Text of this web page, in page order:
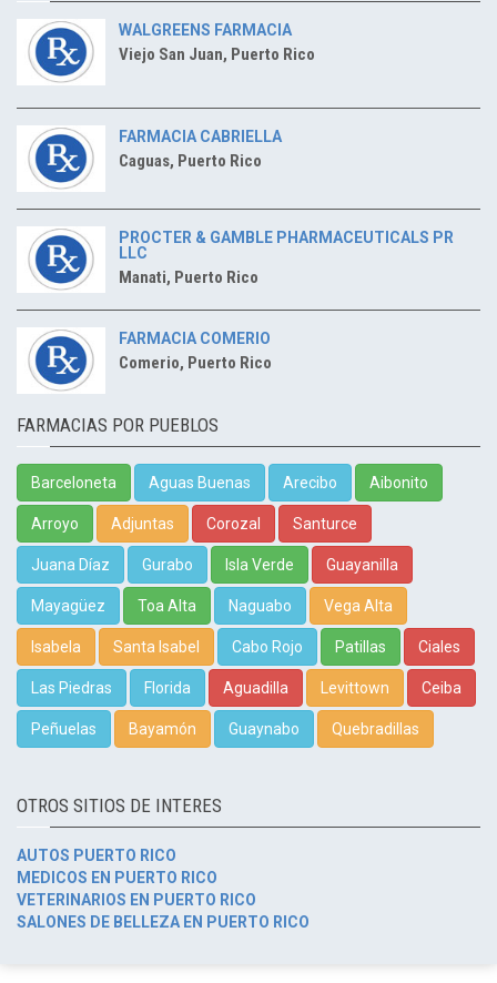
WALGREENS FARMACIA
Viejo San Juan, Puerto Rico
FARMACIA CABRIELLA
Caguas, Puerto Rico
PROCTER & GAMBLE PHARMACEUTICALS PR
LLC
Manati, Puerto Rico
FARMACIA COMERIO
Comerio, Puerto Rico
FARMACIAS POR PUEBLOS
Barceloneta Aguas Buenas Arecibo Aibonito
Arroyo Adjuntas Corozal Santurce
Juana Díaz Gurabo Isla Verde Guayanilla
Mayagüez Toa Alta Naguabo Vega Alta
Isabela Santa Isabel Cabo Rojo Patillas Ciales
Las Piedras Florida Aguadilla Levittown Ceiba
Peñuelas Bayamón Guaynabo Quebradillas
OTROS SITIOS DE INTERES
AUTOS PUERTO RICO
MEDICOS EN PUERTO RICO
VETERINARIOS EN PUERTO RICO
SALONES DE BELLEZA EN PUERTO RICO